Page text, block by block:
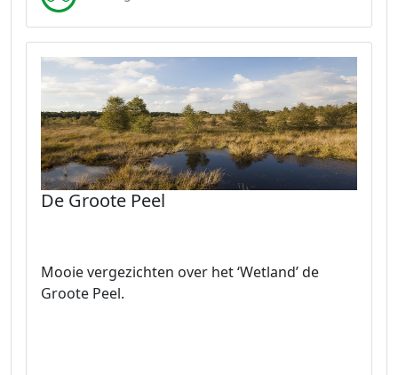
De Groote Peel
Mooie vergezichten over het ‘Wetland’ de
Groote Peel.